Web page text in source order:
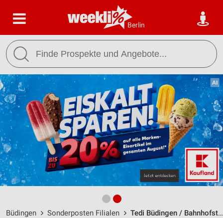
Berlin
Büdingen Sonderposten Filialen Tedi Büdingen / Bahnhofstraße 23 (21) - Öffnungszeiten & Adresse